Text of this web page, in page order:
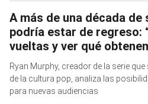
A más de una década de
podría estar de regreso:
vueltas y ver qué
Ryan Murphy, creador de la serie
de la cultura pop, analiza las
para nuevas audiencias